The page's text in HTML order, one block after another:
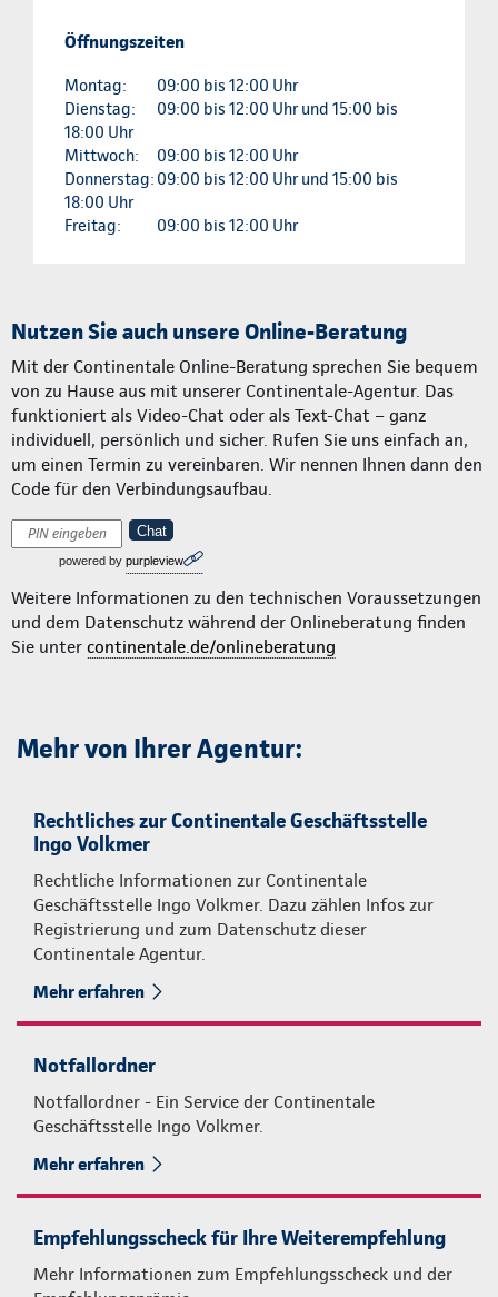
Öffnungszeiten
Montag:
09:00 bis 12:00 Uhr
Dienstag:
09:00 bis 12:00 Uhr und 15:00 bis
18:00 Uhr
Mittwoch:
09:00 bis 12:00 Uhr
Donnerstag: 09:00 bis 12:00 Uhr und 15:00 bis
18:00 Uhr
Freitag:
09:00 bis 12:00 Uhr
Nutzen Sie auch unsere Online-Beratung
Mit der Continentale Online-Beratung sprechen Sie bequem
von zu Hause aus mit unserer Continentale-Agentur. Das
funktioniert als Video-Chat oder als Text-Chat – ganz
individuell, persönlich und sicher. Rufen Sie uns einfach an,
um einen Termin zu vereinbaren. Wir nennen Ihnen dann den
Code für den Verbindungsaufbau.
Chat
powered by purpleview
Weitere Informationen zu den technischen Voraussetzungen
und dem Datenschutz während der Onlineberatung finden
Sie unter continentale.de/onlineberatung
Mehr von Ihrer Agentur:
Rechtliches zur Continentale Geschäftsstelle
Ingo Volkmer
Rechtliche Informationen zur Continentale
Geschäftsstelle Ingo Volkmer. Dazu zählen Infos zur
Registrierung und zum Datenschutz dieser
Continentale Agentur.
Mehr erfahren
Notfallordner
Notfallordner - Ein Service der Continentale
Geschäftsstelle Ingo Volkmer.
Mehr erfahren
Empfehlungsscheck für Ihre Weiterempfehlung
Mehr Informationen zum Empfehlungsscheck und der